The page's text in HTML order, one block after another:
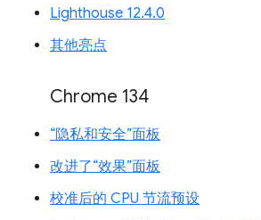
Lighthouse 12.4.0
其他亮点
Chrome 134
“隐私和安全”面板
改进了“效果”面板
校准后的 CPU 节流预设